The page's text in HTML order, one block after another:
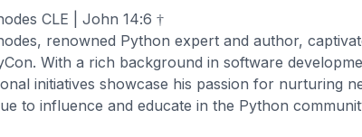
CLE | John 14:6 †
renowned Python expert and author,
With a rich background in software
initiatives showcase his passion for nurturing
to influence and educate in the Python